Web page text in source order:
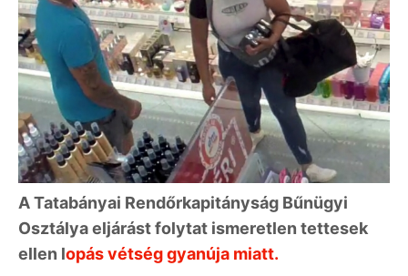
A Tatabányai Rendőrkapitányság Bűnügyi
Osztálya eljárást folytat ismeretlen tettesek
ellen lopás vétség gyanúja miatt.